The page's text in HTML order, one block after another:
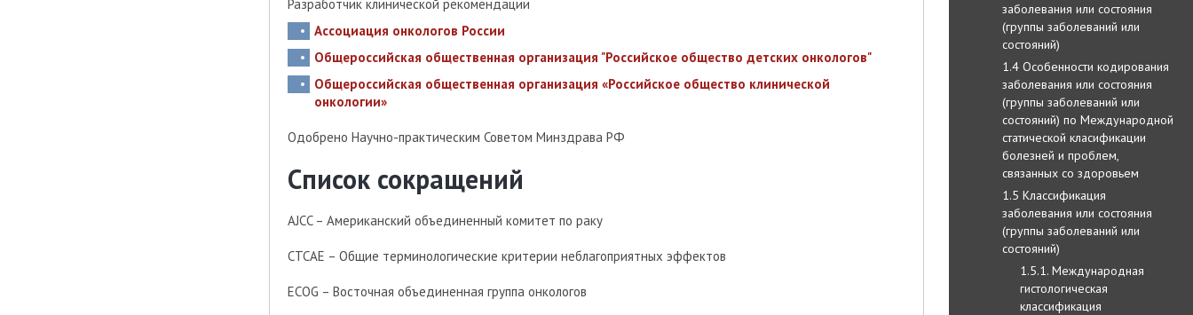
заболевания или состояния
(группы заболеваний или
состояний)
1.4 Особенности кодирования
заболевания или состояния
(группы заболеваний или
состояний) по Международной
статической класификации
болезней и проблем,
связанных со здоровьем
1.5 Классификация
заболевания или состояния
(группы заболеваний или
состояний)
1.5.1. Международная
гистологическая
классификация
Разработчик клинической рекомендации
Ассоциация онкологов России
Общероссийская общественная организация "Российское общество детских онкологов"
Общероссийская общественная организация «Российское общество клинической
онкологии»
Одобрено Научно-практическим Советом Минздрава РФ
Список сокращений
AJCC – Американский объединенный комитет по раку
CTCAE – Общие терминологические критерии неблагоприятных эффектов
ECOG – Восточная объединенная группа онкологов